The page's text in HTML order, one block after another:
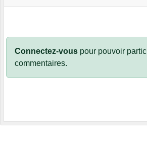
Connectez-vous pour pouvoir
commentaires.